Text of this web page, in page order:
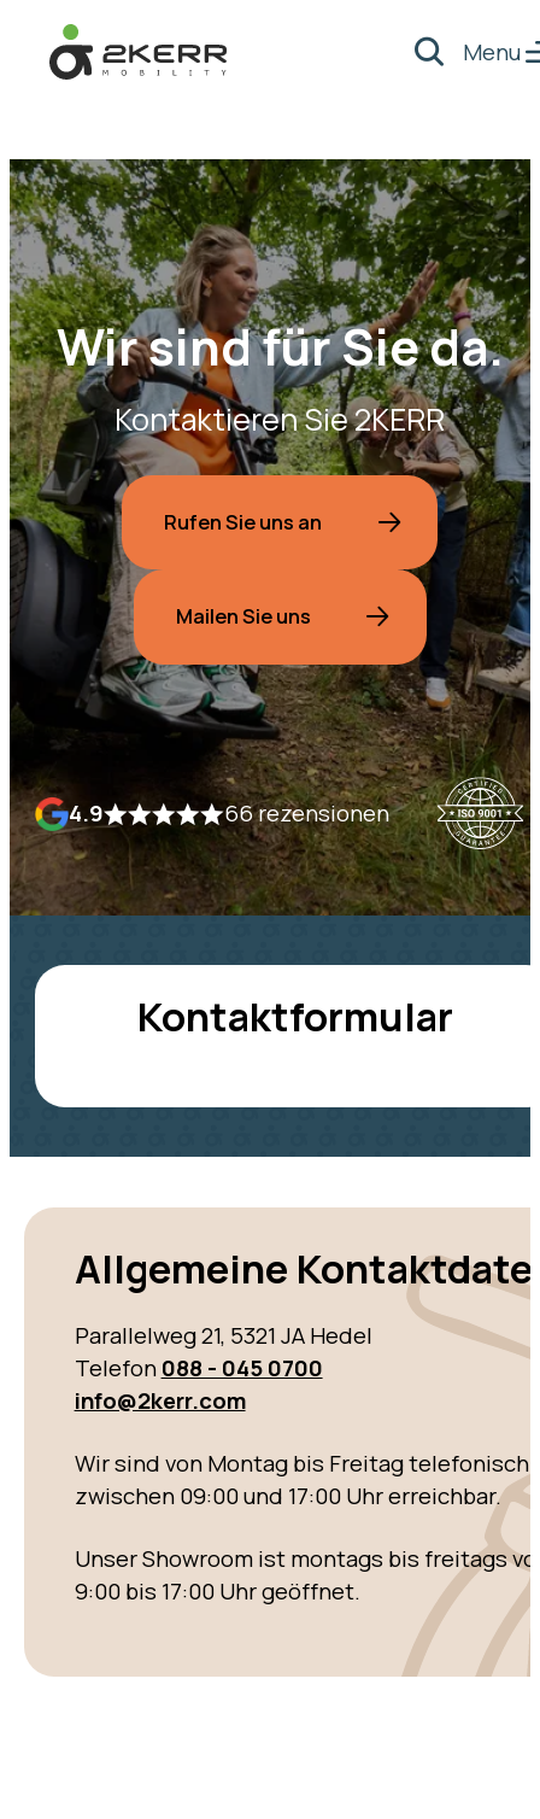
Suche
Menu
Wir sind für Sie da.
Kontaktieren Sie 2KERR
Rufen Sie uns an
Mailen Sie uns
4.9 66 rezensionen
Kontaktformular
Allgemeine
Parallelweg 21, 5321 JA Hedel
Telefon088 - 045 0700
info@2kerr.com
Wir sind von Montag bis Freitag telefonisch
zwischen 09:00 und 17:00 Uhr erreichbar.
Unser Showroom ist montags bis freitags
9:00 bis 17:00 Uhr geöffnet.